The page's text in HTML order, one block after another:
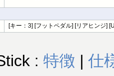
[キー：3] [フットペダル] [リアヒンジ]
: 特徴 | 仕